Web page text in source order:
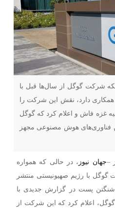
شرکت گوگل از سال‌ها قبل با
دارد، نقش این شرکت را
غزه فاش و اعلام کرد که گوگل
فناوری‌های هوش مصنوعی مجهز
جهان نیوز ، در حالی که همواره
گوگل با رژیم صهیونیستی منتشر
پست در گزارش جدیدی با
اعلام کرد که این شرکت از